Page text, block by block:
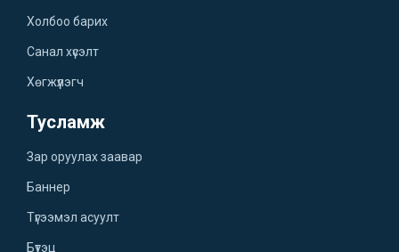
Холбоо барих
Санал хүсэлт
Хөгжүүлэгч
Тусламж
Зар оруулах заавар
Баннер
Түгээмэл асуулт
Бүтэц